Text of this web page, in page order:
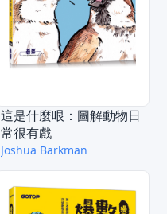
這是什麼哏：圖解動物日
常很有戲
Joshua Barkman